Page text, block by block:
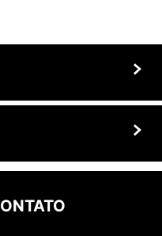
produtos e nos preços
altamente capacitados
e atendimento especializado.